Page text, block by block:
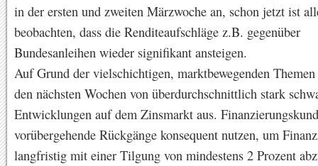
in der ersten und zweiten Märzwoche an, schon jetzt ist
beobachten, dass die Renditeaufschläge z.B. gegenüber
Bundesanleihen wieder signifikant ansteigen.
Auf Grund der vielschichtigen, marktbewegenden
den nächsten Wochen von überdurchschnittlich stark
Entwicklungen auf dem Zinsmarkt aus.
vorübergehende Rückgänge konsequent nutzen, um
langfristig mit einer Tilgung von mindestens 2 Prozent